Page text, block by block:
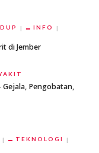
INFO
di Jember
Gejala, Pengobatan,
TEKNOLOGI